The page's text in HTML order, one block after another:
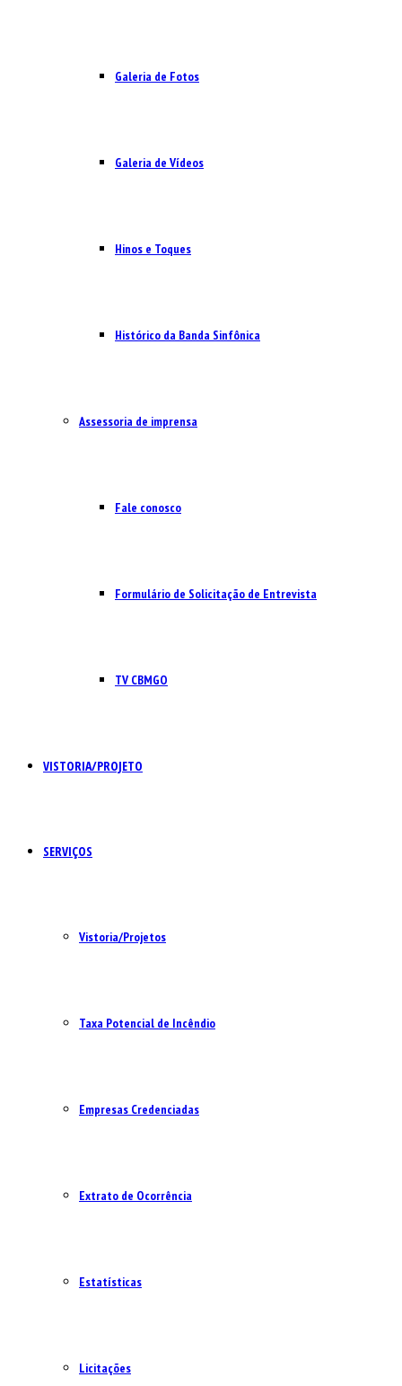
Galeria de Fotos
Galeria de Vídeos
Hinos e Toques
Histórico da Banda Sinfônica
Assessoria de imprensa
Fale conosco
Formulário de Solicitação de Entrevista
TV CBMGO
VISTORIA/PROJETO
SERVIÇOS
Vistoria/Projetos
Taxa Potencial de Incêndio
Empresas Credenciadas
Extrato de Ocorrência
Estatísticas
Licitações